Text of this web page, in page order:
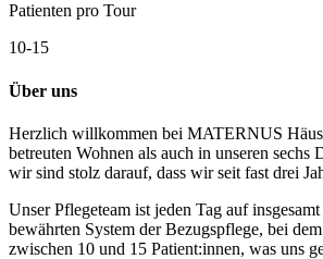
Patienten pro Tour
10-15
Über uns
Herzlich willkommen bei MATERNUS
betreuten Wohnen als auch in unseren
wir sind stolz darauf, dass wir seit fast drei
Unser Pflegeteam ist jeden Tag auf
bewährten System der Bezugspflege, bei
zwischen 10 und 15 Patient:innen, was uns